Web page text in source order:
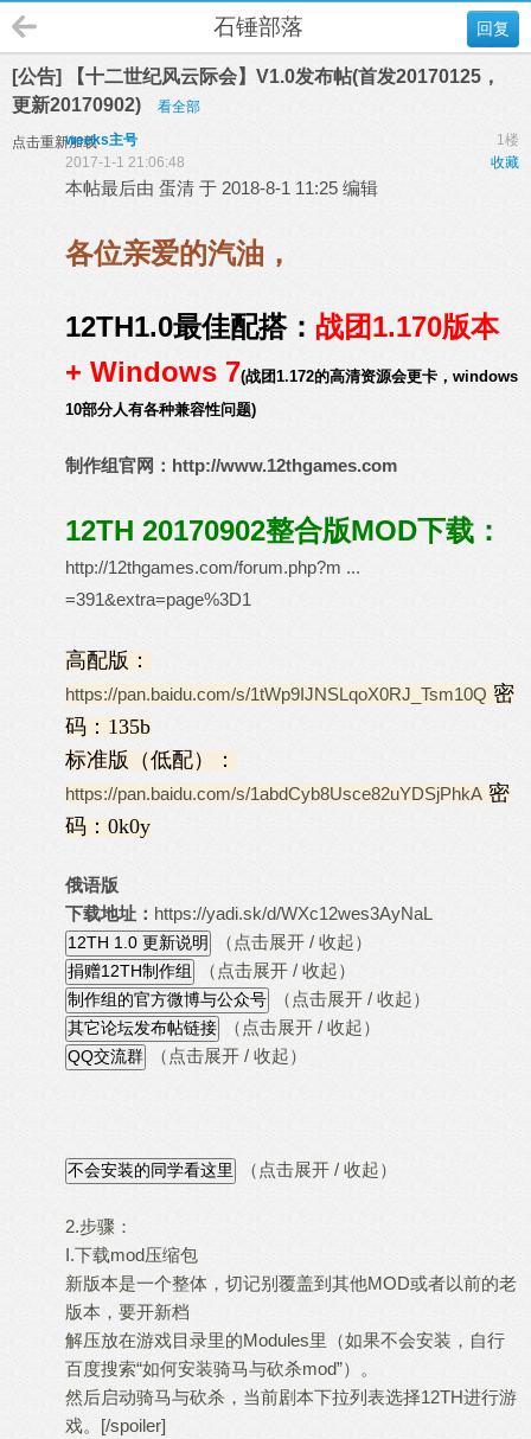
回复
石锤部落
[公告] 【十二世纪风云际会】V1.0发布帖(首发20170125，
更新20170902)
看全部
点击重新加载 1楼
weeks主号
收藏
2017-1-1 21:06:48
本帖最后由 蛋清 于 2018-8-1 11:25 编辑
各位亲爱的汽油，
12TH1.0最佳配搭： 战团1.170版本
+ Windows 7(战团1.172的高清资源会更卡，windows
10部分人有各种兼容性问题)
制作组官网： http://www.12thgames.com
12TH 20170902整合版MOD下载：
http://12thgames.com/forum.php?m ...
=391&extra=page%3D1
高配版：
https://pan.baidu.com/s/1tWp9IJNSLqoX0RJ_Tsm10Q 密
码：135b
标准版（低配）：
https://pan.baidu.com/s/1abdCyb8Usce82uYDSjPhkA 密
码：0k0y
俄语版
下载地址： https://yadi.sk/d/WXc12wes3AyNaL
（点击展开 / 收起）
（点击展开 / 收起）
（点击展开 / 收起）
（点击展开 / 收起）
（点击展开 / 收起）
（点击展开 / 收起）
2.步骤：
I.下载mod压缩包
新版本是一个整体，切记别覆盖到其他MOD或者以前的老
版本，要开新档
解压放在游戏目录里的Modules里（如果不会安装，自行
百度搜索“如何安装骑马与砍杀mod”）。
然后启动骑马与砍杀，当前剧本下拉列表选择12TH进行游
戏。[/spoiler]